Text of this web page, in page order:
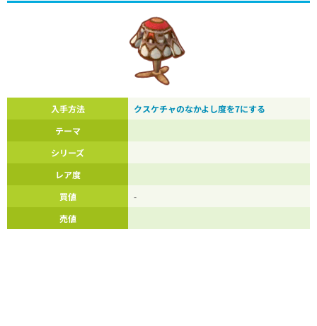
入手方法
クスケチャのなかよし度を7にする
テーマ
シリーズ
レア度
買値
-
売値